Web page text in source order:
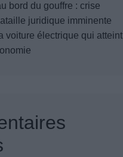
bord du gouffre : crise
juridique imminente
voiture électrique qui atteint